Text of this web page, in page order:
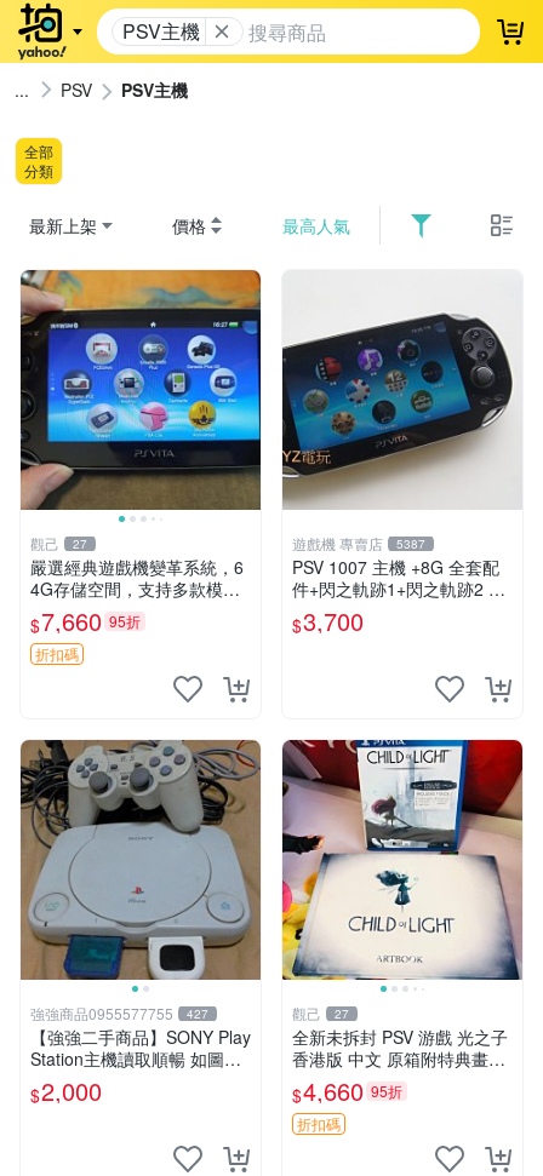
PSV主機 登
PSV PSV主機
全部
分類
最新上架 價格 最高人氣
觀己 27
嚴選經典遊戲機變革系統，6
4G存儲空間，支持多款模擬
器享受懷舊樂趣 黑店版 PSV
游戲 模擬器
$7,660 95折
折扣碼
遊戲機 專賣店 5387
PSV 1007 主機 +8G 全套配
件+閃之軌跡1+閃之軌跡2 保
修一年 品質有保障
$3,700
強強商品0955577755 427
【強強二手商品】SONY Play
Station主機讀取順暢 如圖全
部 ! 外觀完整乾淨
$2,000
觀己 27
全新未拆封 PSV 游戲 光之子
香港版 中文 原箱附特典畫冊
輝耀上市嚴選商品 光之子 港
版 PSV 特典畫冊
$4,660 95折
折扣碼